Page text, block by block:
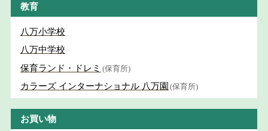
教育
八万小学校
八万中学校
保育ランド・ドレミ (保育所)
カラーズ インターナショナル 八万園 (保育所)
お買い物